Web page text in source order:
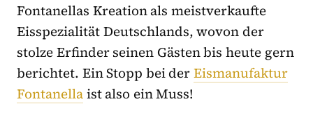
Fontanellas Kreation als meistverkaufte
Eisspezialität Deutschlands, wovon der
stolze Erfinder seinen Gästen bis heute gern
berichtet. Ein Stopp bei derEismanufaktur
Fontanellaist also ein Muss!